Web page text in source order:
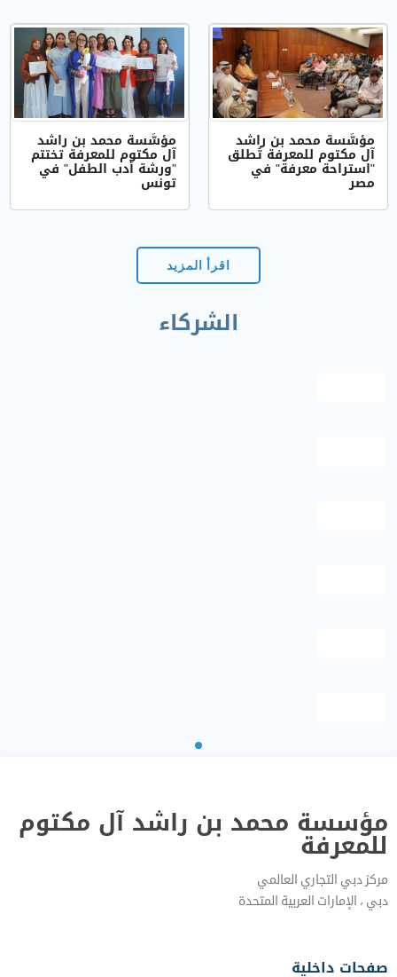
مؤسَّسة محمد بن راشد
آل مكتوم للمعرفة تُطلق
"استراحة معرفة" في
مصر
مؤسَّسة محمد بن راشد
آل مكتوم للمعرفة تختتم
"ورشة أدب الطفل" في
تونس
اقرأ المزيد
الشركاء
مؤسسة محمد بن راشد آل مكتوم
للمعرفة
مركز دبي التجاري العالمي
دبي‎ ، الإمارات العربية المتحدة‎
صفحات داخلية